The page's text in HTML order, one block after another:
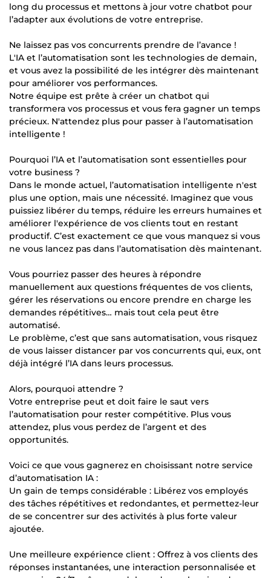
long du processus et mettons à jour votre chatbot pour
l’adapter aux évolutions de votre entreprise.
Ne laissez pas vos concurrents prendre de l’avance !
L'IA et l’automatisation sont les technologies de demain,
et vous avez la possibilité de les intégrer dès maintenant
pour améliorer vos performances.
Notre équipe est prête à créer un chatbot qui
transformera vos processus et vous fera gagner un temps
précieux. N'attendez plus pour passer à l’automatisation
intelligente !
Pourquoi l’IA et l’automatisation sont essentielles pour
votre business ?
Dans le monde actuel, l’automatisation intelligente n'est
plus une option, mais une nécessité. Imaginez que vous
puissiez libérer du temps, réduire les erreurs humaines et
améliorer l'expérience de vos clients tout en restant
productif. C’est exactement ce que vous manquez si vous
ne vous lancez pas dans l’automatisation dès maintenant.
Vous pourriez passer des heures à répondre
manuellement aux questions fréquentes de vos clients,
gérer les réservations ou encore prendre en charge les
demandes répétitives… mais tout cela peut être
automatisé.
Le problème, c’est que sans automatisation, vous risquez
de vous laisser distancer par vos concurrents qui, eux, ont
déjà intégré l’IA dans leurs processus.
Alors, pourquoi attendre ?
Votre entreprise peut et doit faire le saut vers
l’automatisation pour rester compétitive. Plus vous
attendez, plus vous perdez de l’argent et des
opportunités.
Voici ce que vous gagnerez en choisissant notre service
d’automatisation IA :
Un gain de temps considérable : Libérez vos employés
des tâches répétitives et redondantes, et permettez-leur
de se concentrer sur des activités à plus forte valeur
ajoutée.
Une meilleure expérience client : Offrez à vos clients des
réponses instantanées, une interaction personnalisée et